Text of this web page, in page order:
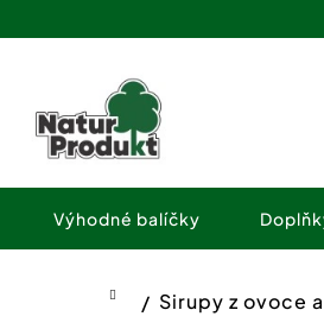
na
Výhodné balíčky
Domů
Sirupy z ovoce
o
obchodu
obchodu